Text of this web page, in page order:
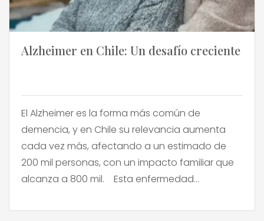
Alzheimer en Chile: Un desafío creciente
El Alzheimer es la forma más común de
demencia, y en Chile su relevancia aumenta
cada vez más, afectando a un estimado de
200 mil personas, con un impacto familiar que
alcanza a 800 mil. Esta enfermedad
casos de demencia, siendo la tercera causa […]